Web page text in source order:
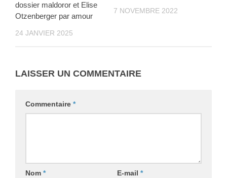
dossier maldoror et Elise
Otzenberger par amour
24 JANVIER 2025
7 NOVEMBRE 2022
LAISSER UN COMMENTAIRE
Commentaire *
Nom * E-mail *